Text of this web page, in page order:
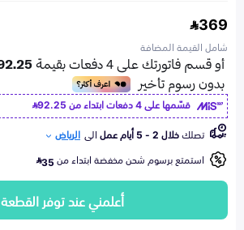
369
شامل القيمة المضافة
قسّمها على 4 دفعات ابتداء من
92.25
تصلكخلال 2 - 5 أيام عمل الى الرياض
استمتع برسوم شحن مخفضة ابتداء من35
أعلمني عند توفر القطعة